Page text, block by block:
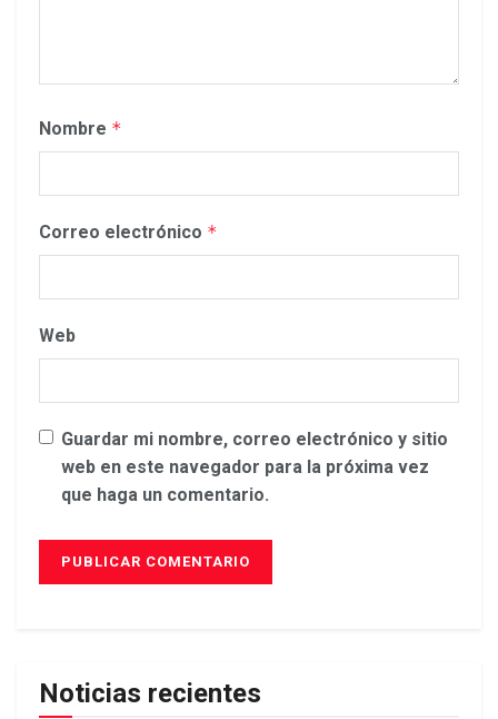
Nombre *
Correo electrónico *
Web
Guardar mi nombre, correo electrónico y sitio
web en este navegador para la próxima vez
que haga un comentario.
Noticias recientes